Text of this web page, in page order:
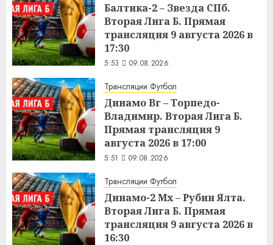
Балтика-2 – Звезда СПб.
Вторая Лига Б. Прямая
трансляция 9 августа 2026 в
17:30
5:53 09.08.2026
Трансляции Футбол
Динамо Вг – Торпедо-
Владимир. Вторая Лига Б.
Прямая трансляция 9
августа 2026 в 17:00
5:51 09.08.2026
Трансляции Футбол
Динамо-2 Мх – Рубин Ялта.
Вторая Лига Б. Прямая
трансляция 9 августа 2026 в
16:30